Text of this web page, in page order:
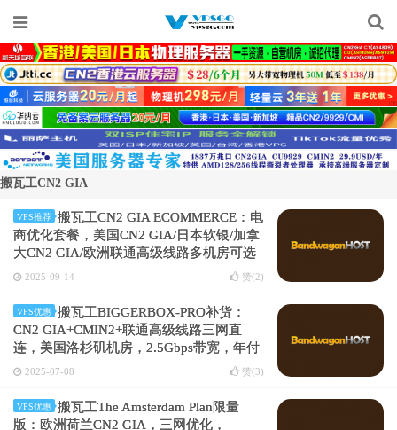
搬瓦工CN2 GIA
VPS推荐
搬瓦工CN2 GIA ECOMMERCE：电
商优化套餐，美国CN2 GIA/日本软银/加拿
大CN2 GIA/欧洲联通高级线路多机房可选
2025-09-14 赞(2)
VPS优惠
搬瓦工BIGGERBOX-PRO补货：
CN2 GIA+CMIN2+联通高级线路三网直
连，美国洛杉矶机房，2.5Gbps带宽，年付
$36.36限时补货，高性价比推荐
2025-07-08 赞(3)
VPS优惠
搬瓦工The Amsterdam Plan限量
版：欧洲荷兰CN2 GIA，三网优化，